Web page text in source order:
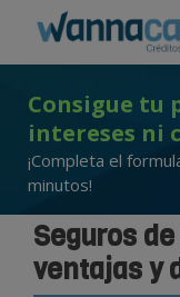
Consigue tu
intereses ni
¡Completa el
minutos!
Seguros
ventajas y